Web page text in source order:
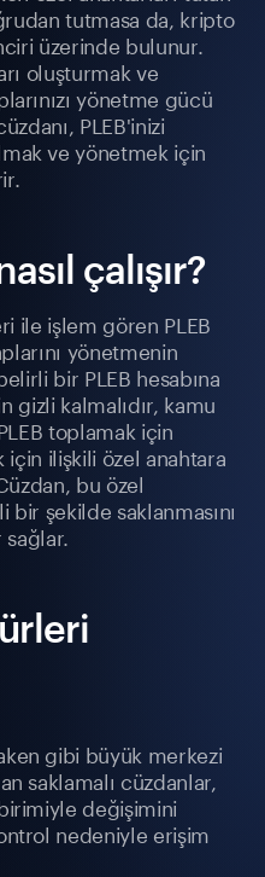
tutmasa da, kripto
üzerinde bulunur.
oluşturmak ve
yönetme gücü
PLEB'inizi
ve yönetmek için
çalışır?
ile işlem gören PLEB
yönetmenin
bir PLEB hesabına
gizli kalmalıdır, kamu
toplamak için
için ilişkili özel anahtara
bu özel
şekilde saklanmasını
gibi büyük merkezi
saklamalı cüzdanlar,
değişimini
nedeniyle erişim